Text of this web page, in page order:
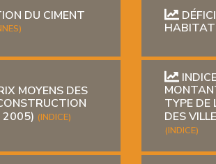
DU CIMENT
HABITAT
MOYENS DES
2005) (INDICE)
TYPE DE
DES
(INDICE)